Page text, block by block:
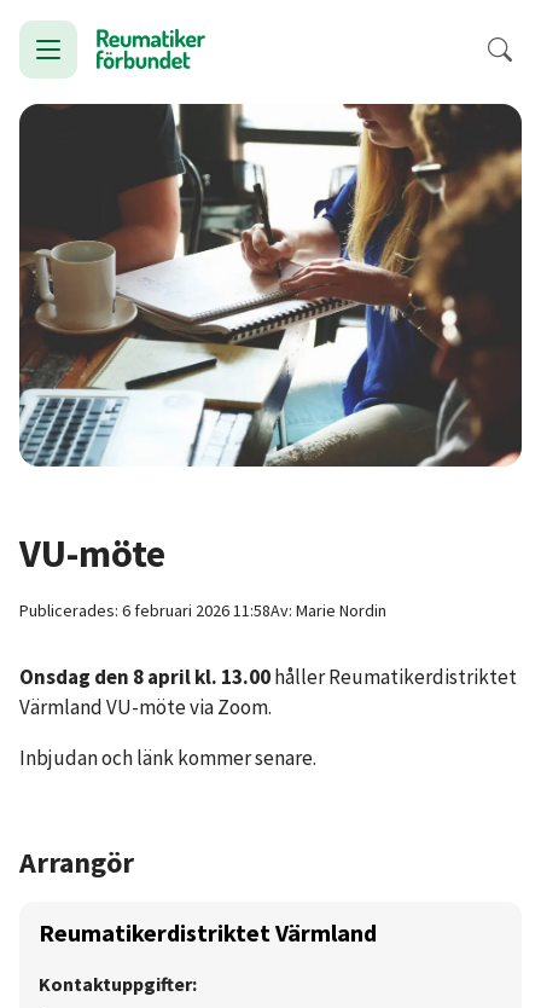
VU-möte
Publicerades: 6 februari 2026 11:58Av: Marie Nordin
Onsdag den 8 april kl. 13.00håller Reumatikerdistriktet
Värmland VU-möte via Zoom.
Inbjudan och länk kommer senare.
Arrangör
Reumatikerdistriktet Värmland
Kontaktuppgifter: